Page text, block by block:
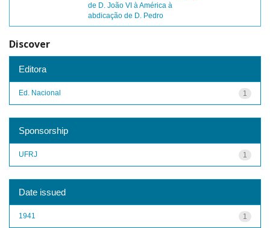
de D. João VI à América à
abdicação de D. Pedro
Discover
Editora
1
Ed. Nacional
Sponsorship
1
UFRJ
Date issued
1
1941